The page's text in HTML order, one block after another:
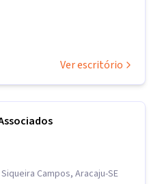
Ver escritório
Campos, Aracaju-SE